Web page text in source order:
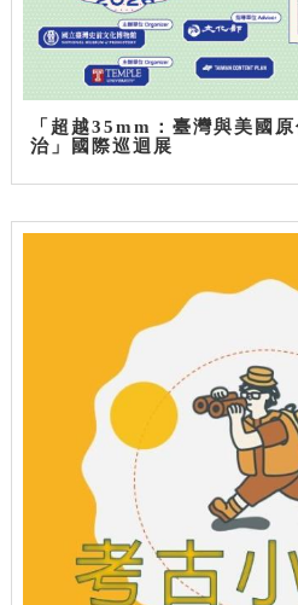
「超越35mm：臺灣與美國
治」國際巡迴展